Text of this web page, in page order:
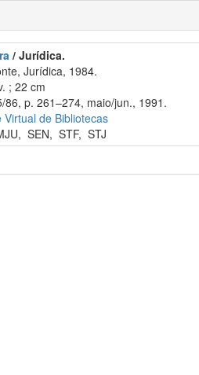
/ Jurídica.
Jurídica, 1984.
; 22 cm
p. 261–274, maio/jun., 1991.
Virtual de Bibliotecas
,SEN,STF,STJ